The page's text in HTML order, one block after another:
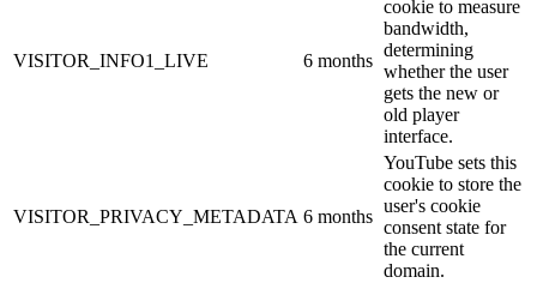
VISITOR_INFO1_LIVE 6 months
cookie to measure
bandwidth,
determining
whether the user
gets the new or
old player
interface.
VISITOR_PRIVACY_METADATA 6 months
YouTube sets this
cookie to store the
user's cookie
consent state for
the current
domain.